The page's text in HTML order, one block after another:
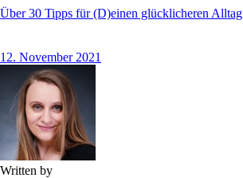
Über 30 Tipps für (D)einen glücklicheren Alltag
12. November 2021
Written by